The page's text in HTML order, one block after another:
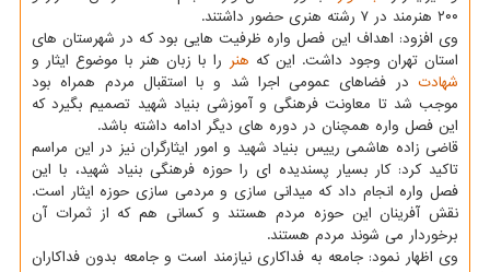
۲۰۰ هنرمند در ۷ رشته هنری حضور داشتند.
وی افزود: اهداف این فصل واره ظرفیت هایی بود که در شهرستان های
استان تهران وجود داشت. این که هنر را با زبان هنر با موضوع ایثار و
شهادت در فضاهای عمومی اجرا شد و با استقبال مردم همراه بود
موجب شد تا معاونت فرهنگی و آموزشی بنیاد شهید تصمیم بگیرد که
این فصل واره همچنان در دوره های دیگر ادامه داشته باشد.
قاضی زاده هاشمی رییس بنیاد شهید و امور ایثارگران نیز در این مراسم
تاکید کرد: کار بسیار پسندیده ای را حوزه فرهنگی بنیاد شهید، با این
فصل واره انجام داد که میدانی سازی و مردمی سازی حوزه ایثار است.
نقش آفرینان این حوزه مردم هستند و کسانی هم که از ثمرات آن
برخوردار می شوند مردم هستند.
وی اظهار نمود: جامعه به فداکاری نیازمند است و جامعه بدون فداکاران